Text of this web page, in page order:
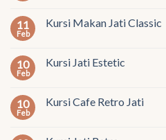
11
Feb
Kursi Makan Jati Classic
10
Feb
Kursi Jati Estetic
10
Feb
Kursi Cafe Retro Jati